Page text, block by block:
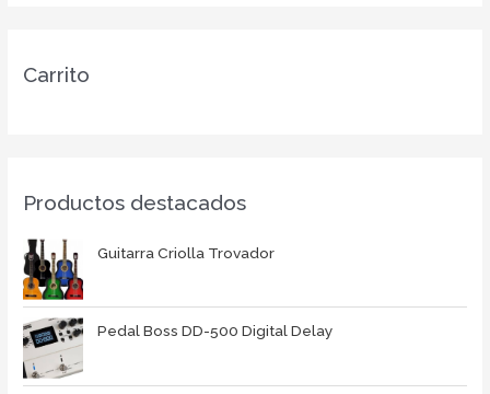
Carrito
Productos destacados
Guitarra Criolla Trovador
Pedal Boss DD-500 Digital Delay